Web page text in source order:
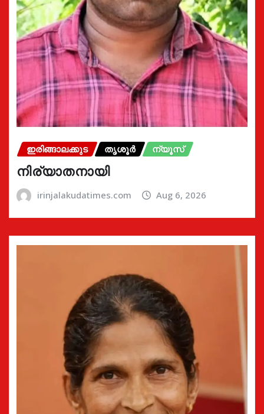
ഇരിങ്ങാലക്കുട തൃശൂർ ന്യൂസ്
നിര്യാതനായി
irinjalakudatimes.com Aug 6, 2026